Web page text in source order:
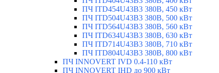
ПЧ ITD454U43B3 380В, 450 кВт
ПЧ ITD504U43B3 380В, 500 кВт
ПЧ ITD564U43B3 380В, 560 кВт
ПЧ ITD634U43B3 380В, 630 кВт
ПЧ ITD714U43B3 380В, 710 кВт
ПЧ ITD804U43B3 380В, 800 кВт
ПЧ INNOVERT IVD 0.4-110 кВт
ПЧ INNOVERT IHD до 900 кВт